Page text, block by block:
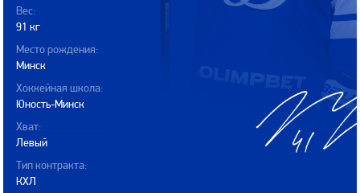
Вес:
91 кг
Место рождения:
Минск
Хоккейная школа:
Юность-Минск
Хват:
Левый
Тип контракта:
КХЛ